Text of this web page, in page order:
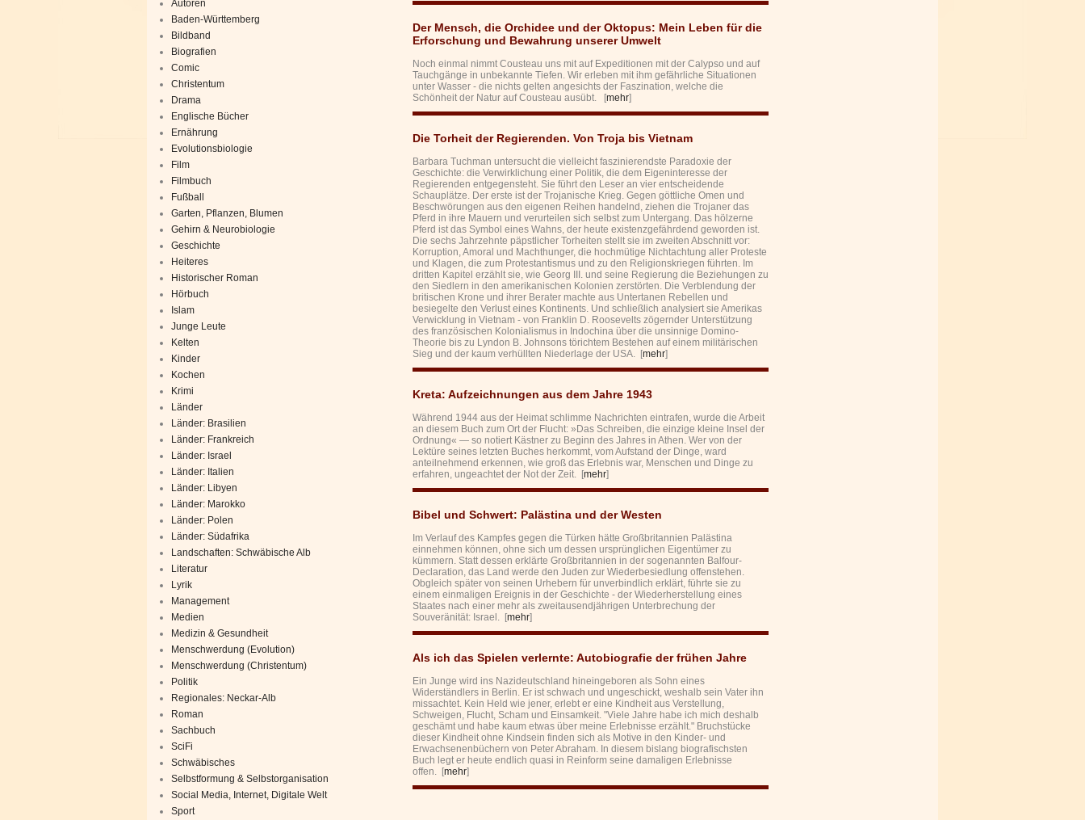
Autoren
Baden-Württemberg
Bildband
Biografien
Comic
Christentum
Drama
Englische Bücher
Ernährung
Evolutionsbiologie
Film
Filmbuch
Fußball
Garten, Pflanzen, Blumen
Gehirn & Neurobiologie
Geschichte
Heiteres
Historischer Roman
Hörbuch
Islam
Junge Leute
Kelten
Kinder
Kochen
Krimi
Länder
Länder: Brasilien
Länder: Frankreich
Länder: Israel
Länder: Italien
Länder: Libyen
Länder: Marokko
Länder: Polen
Länder: Südafrika
Landschaften: Schwäbische Alb
Literatur
Lyrik
Management
Medien
Medizin & Gesundheit
Menschwerdung (Evolution)
Menschwerdung (Christentum)
Politik
Regionales: Neckar-Alb
Roman
Sachbuch
SciFi
Schwäbisches
Selbstformung & Selbstorganisation
Social Media, Internet, Digitale Welt
Sport
Der Mensch, die Orchidee und der Oktopus: Mein Leben für die
Erforschung und Bewahrung unserer Umwelt
Noch einmal nimmt Cousteau uns mit auf Expeditionen mit der Calypso und auf
Tauchgänge in unbekannte Tiefen. Wir erleben mit ihm gefährliche Situationen
unter Wasser - die nichts gelten angesichts der Faszination, welche die
Schönheit der Natur auf Cousteau ausübt. [mehr]
Die Torheit der Regierenden. Von Troja bis Vietnam
Barbara Tuchman untersucht die vielleicht faszinierendste Paradoxie der
Geschichte: die Verwirklichung einer Politik, die dem Eigeninteresse der
Regierenden entgegensteht. Sie führt den Leser an vier entscheidende
Schauplätze. Der erste ist der Trojanische Krieg. Gegen göttliche Omen und
Beschwörungen aus den eigenen Reihen handelnd, ziehen die Trojaner das
Pferd in ihre Mauern und verurteilen sich selbst zum Untergang. Das hölzerne
Pferd ist das Symbol eines Wahns, der heute existenzgefährdend geworden ist.
Die sechs Jahrzehnte päpstlicher Torheiten stellt sie im zweiten Abschnitt vor:
Korruption, Amoral und Machthunger, die hochmütige Nichtachtung aller Proteste
und Klagen, die zum Protestantismus und zu den Religionskriegen führten. Im
dritten Kapitel erzählt sie, wie Georg III. und seine Regierung die Beziehungen zu
den Siedlern in den amerikanischen Kolonien zerstörten. Die Verblendung der
britischen Krone und ihrer Berater machte aus Untertanen Rebellen und
besiegelte den Verlust eines Kontinents. Und schließlich analysiert sie Amerikas
Verwicklung in Vietnam - von Franklin D. Roosevelts zögernder Unterstützung
des französischen Kolonialismus in Indochina über die unsinnige Domino-
Theorie bis zu Lyndon B. Johnsons törichtem Bestehen auf einem militärischen
Sieg und der kaum verhüllten Niederlage der USA. [mehr]
Kreta: Aufzeichnungen aus dem Jahre 1943
Während 1944 aus der Heimat schlimme Nachrichten eintrafen, wurde die Arbeit
an diesem Buch zum Ort der Flucht: »Das Schreiben, die einzige kleine Insel der
Ordnung« ― so notiert Kästner zu Beginn des Jahres in Athen. Wer von der
Lektüre seines letzten Buches herkommt, vom Aufstand der Dinge, ward
anteilnehmend erkennen, wie groß das Erlebnis war, Menschen und Dinge zu
erfahren, ungeachtet der Not der Zeit. [mehr]
Bibel und Schwert: Palästina und der Westen
Im Verlauf des Kampfes gegen die Türken hätte Großbritannien Palästina
einnehmen können, ohne sich um dessen ursprünglichen Eigentümer zu
kümmern. Statt dessen erklärte Großbritannien in der sogenannten Balfour-
Declaration, das Land werde den Juden zur Wiederbesiedlung offenstehen.
Obgleich später von seinen Urhebern für unverbindlich erklärt, führte sie zu
einem einmaligen Ereignis in der Geschichte - der Wiederherstellung eines
Staates nach einer mehr als zweitausendjährigen Unterbrechung der
Souveränität: Israel. [mehr]
Als ich das Spielen verlernte: Autobiografie der frühen Jahre
Ein Junge wird ins Nazideutschland hineingeboren als Sohn eines
Widerständlers in Berlin. Er ist schwach und ungeschickt, weshalb sein Vater ihn
missachtet. Kein Held wie jener, erlebt er eine Kindheit aus Verstellung,
Schweigen, Flucht, Scham und Einsamkeit. "Viele Jahre habe ich mich deshalb
geschämt und habe kaum etwas über meine Erlebnisse erzählt." Bruchstücke
dieser Kindheit ohne Kindsein finden sich als Motive in den Kinder- und
Erwachsenenbüchern von Peter Abraham. In diesem bislang biografischsten
Buch legt er heute endlich quasi in Reinform seine damaligen Erlebnisse
offen. [mehr]